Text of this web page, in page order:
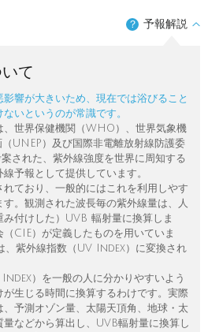
？ 予報解説
て
響が大きいため、現在では浴びること
いというのが常識です。
、世界保健機関（WHO）、世界気象機
UNEP）及び国際非電離放射線防護委
された、紫外線強度を世界に周知する
予報として提供しています。
ており、一般的にはこれを利用しやす
。観測された波長毎の紫外線量は、人
付けした）UVB 輻射量に換算しま
CIE）が定義したものを用いていま
、紫外線指数（UV Index）に変換され
）を一般の人に分かりやすいよう
生じる時間に換算するわけです。実際
予測オゾン量、太陽天頂角、地球・太
などから算出し、UVB輻射量に換算し